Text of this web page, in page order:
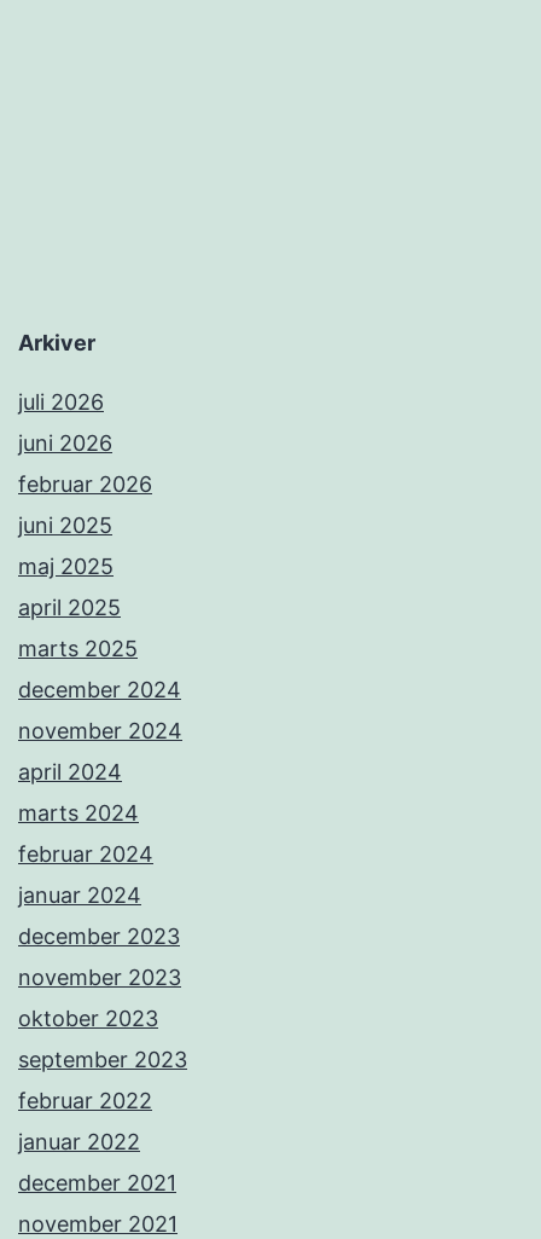
Arkiver
juli 2026
juni 2026
februar 2026
juni 2025
maj 2025
april 2025
marts 2025
december 2024
november 2024
april 2024
marts 2024
februar 2024
januar 2024
december 2023
november 2023
oktober 2023
september 2023
februar 2022
januar 2022
december 2021
november 2021